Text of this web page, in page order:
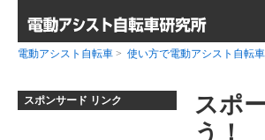
電動アシスト自転車 > 使い方で電動アシスト自転車
スポンサード リンク
スポ
う！